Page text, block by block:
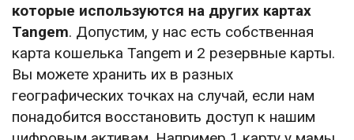
которые используются на других картах
Tangem. Допустим, у нас есть собственная
карта кошелька Tangem и 2 резервные карты.
Вы можете хранить их в разных
географических точках на случай, если нам
понадобится восстановить доступ к нашим